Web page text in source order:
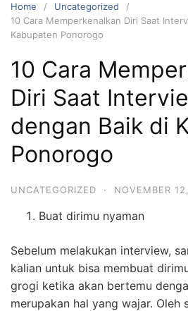
Home
Uncategorized
10 Cara Memperkenalkan Diri Saat
Kabupaten Ponorogo
10 Cara
Diri Saat
dengan Baik di
Ponorogo
UNCATEGORIZED · NOVEMBER
Buat dirimu nyaman
Sebelum melakukan interview,
kalian untuk bisa membuat
grogi ketika akan bertemu
merupakan hal yang wajar. Oleh